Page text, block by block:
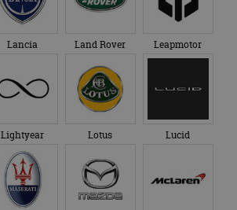
Lancia Land Rover Leapmotor
Lightyear Lotus Lucid